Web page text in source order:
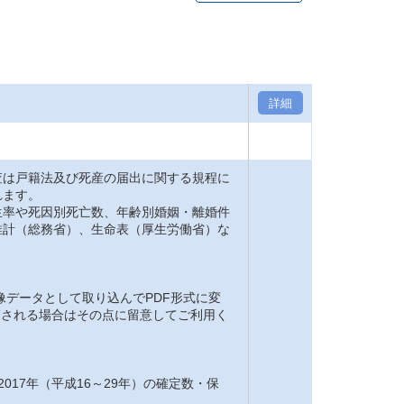
詳細
戸籍法及び死産の届出に関する規程に
す。
や死因別死亡数、年齢別婚姻・離婚件
（総務省）、生命表（厚生労働省）な
ータとして取り込んでPDF形式に変
れる場合はその点に留意してご利用く
年（平成16～29年）の確定数・保